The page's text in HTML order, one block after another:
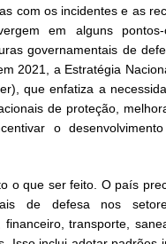
com os incidentes e as
em alguns
governamentais de
2021, a Estratégia
que enfatiza a
de proteção,
o
o que ser feito. O país
de defesa nos
financeiro, transporte,